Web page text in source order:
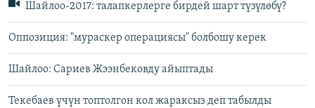
Шайлоо-2017: талапкерлерге бирдей шарт түзүлөбү?
Оппозиция: "мураскер операциясы" болбошу керек
Шайлоо: Сариев Жээнбековду айыптады
Текебаев үчүн топтолгон кол жараксыз деп табылды